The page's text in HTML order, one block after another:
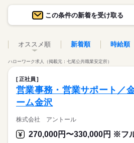
この条件の新着を受け取る
オススメ順 新着順 時給順
ハローワーク求人（掲載元：七尾公共職業安定所）
正社員
営業事務・営業サポート／
ーム金沢
株式会社 アントール